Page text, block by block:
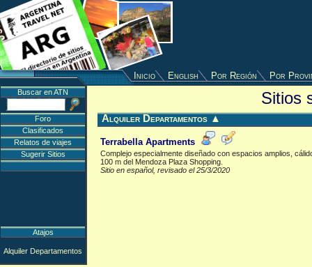
Inicio English Por Región Por
Sitios
Alquiler Departamentos ▲
Terrabella Apartments
Complejo especialmente diseñado con espacios amplios,
100 m del Mendoza Plaza Shopping.
Sitio en español, revisado el 25/3/2020
Buscar en ATN
Foro
Clasificados
Relatos de viajes
Sugerir Sitios
Atajos
Alquiler Departamentos